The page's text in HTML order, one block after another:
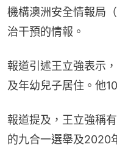
機構澳洲安全情報局
治干預的情報。
報道引述王立強表示
及年幼兒子居住。他
報道提及，王立強稱
的九合一選舉及2020